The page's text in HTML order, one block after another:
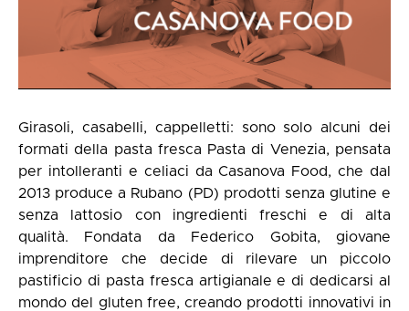
Girasoli, casabelli, cappelletti: sono solo alcuni dei
formati della pasta fresca Pasta di Venezia, pensata
per intolleranti e celiaci da Casanova Food, che dal
2013 produce a Rubano (PD) prodotti senza glutine e
senza lattosio con ingredienti freschi e di alta
qualità. Fondata da Federico Gobita, giovane
imprenditore che decide di rilevare un piccolo
pastificio di pasta fresca artigianale e di dedicarsi al
mondo del gluten free, creando prodotti innovativi in